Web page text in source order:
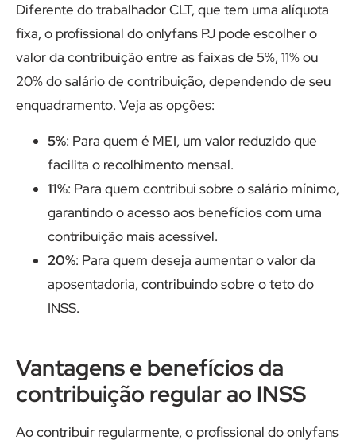
Diferente do trabalhador CLT, que tem uma alíquota
fixa, o profissional do onlyfans PJ pode escolher o
valor da contribuição entre as faixas de 5%, 11% ou
20% do salário de contribuição, dependendo de seu
enquadramento. Veja as opções:
5%: Para quem é MEI, um valor reduzido que
facilita o recolhimento mensal.
11%: Para quem contribui sobre o salário mínimo,
garantindo o acesso aos benefícios com uma
contribuição mais acessível.
20%: Para quem deseja aumentar o valor da
aposentadoria, contribuindo sobre o teto do
INSS.
Vantagens e benefícios da
contribuição regular ao INSS
Ao contribuir regularmente, o profissional do onlyfans